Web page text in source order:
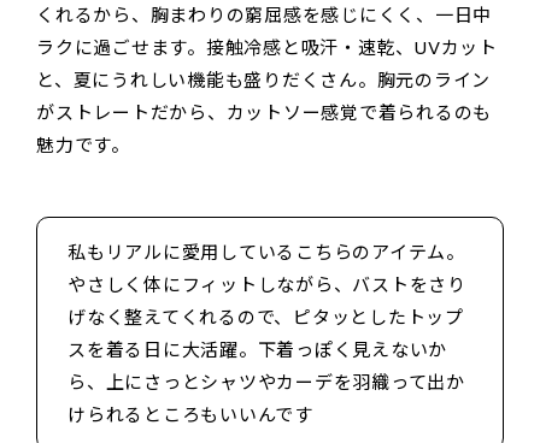
くれるから、胸まわりの窮屈感を感じにくく、一日中
ラクに過ごせます。接触冷感と吸汗・速乾、UVカット
と、夏にうれしい機能も盛りだくさん。胸元のライン
がストレートだから、カットソー感覚で着られるのも
魅力です。
私もリアルに愛用しているこちらのアイテム。
やさしく体にフィットしながら、バストをさり
げなく整えてくれるので、ピタッとしたトップ
スを着る日に大活躍。下着っぽく見えないか
ら、上にさっとシャツやカーデを羽織って出か
けられるところもいいんです